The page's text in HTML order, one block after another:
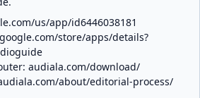
us/app/id6446038181
store/apps/details?
audiala.com/download/
about/editorial-process/